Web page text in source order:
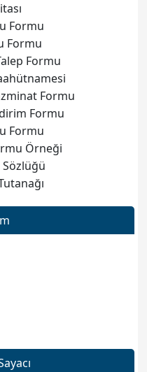
Formu
Formu
Formu
Formu
Formu
Formu
Örneği
Sözlüğü